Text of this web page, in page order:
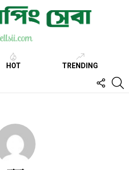
HOT TRENDING
US